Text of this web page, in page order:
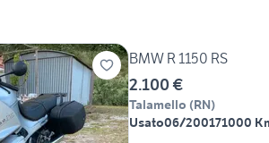
BMW R 1150 RS
2.100 €
Talamello (RN)
Usato06/200171000